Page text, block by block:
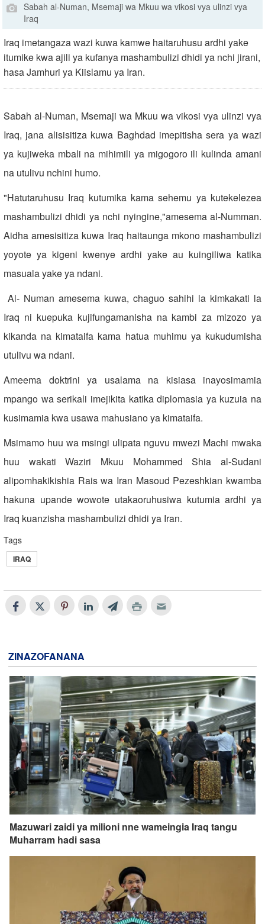
Sabah al-Numan, Msemaji wa Mkuu wa vikosi vya ulinzi vya
Iraq
Iraq imetangaza wazi kuwa kamwe haitaruhusu ardhi yake
itumike kwa ajili ya kufanya mashambulizi dhidi ya nchi jirani,
hasa Jamhuri ya Kiislamu ya Iran.
Sabah al-Numan, Msemaji wa Mkuu wa vikosi vya ulinzi vya
Iraq, jana alisisitiza kuwa Baghdad imepitisha sera ya wazi
ya kujiweka mbali na mihimili ya migogoro ili kulinda amani
na utulivu nchini humo.
"Hatutaruhusu Iraq kutumika kama sehemu ya kutekelezea
mashambulizi dhidi ya nchi nyingine,"amesema al-Numman.
Aidha amesisitiza kuwa Iraq haitaunga mkono mashambulizi
yoyote ya kigeni kwenye ardhi yake au kuingiliwa katika
masuala yake ya ndani.
Al- Numan amesema kuwa, chaguo sahihi la kimkakati la
Iraq ni kuepuka kujifungamanisha na kambi za mizozo ya
kikanda na kimataifa kama hatua muhimu ya kukudumisha
utulivu wa ndani.
Ameema doktrini ya usalama na kisiasa inayosimamia
mpango wa serikali imejikita katika diplomasia ya kuzuia na
kusimamia kwa usawa mahusiano ya kimataifa.
Msimamo huu wa msingi ulipata nguvu mwezi Machi mwaka
huu wakati Waziri Mkuu Mohammed Shia al-Sudani
alipomhakikishia Rais wa Iran Masoud Pezeshkian kwamba
hakuna upande wowote utakaoruhusiwa kutumia ardhi ya
Iraq kuanzisha mashambulizi dhidi ya Iran.
Tags
IRAQ
ZINAZOFANANA
Mazuwari zaidi ya milioni nne wameingia Iraq tangu
Muharram hadi sasa